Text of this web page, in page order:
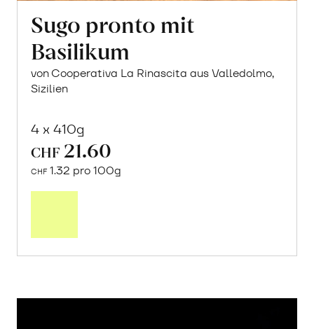
Sugo pronto mit
Basilikum
von Cooperativa La Rinascita aus Valledolmo,
Sizilien
4 x 410g
CHF 21.60
CHF 1.32 pro 100g